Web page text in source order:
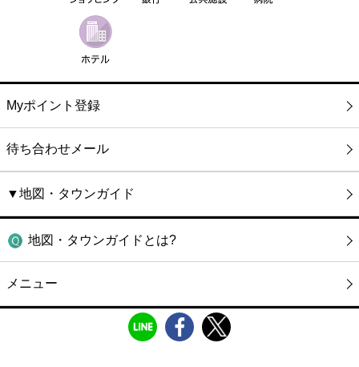
Myポイント登録
待ち合わせメール
▼地図・タウンガイド
地図・タウンガイドとは?
メニュー